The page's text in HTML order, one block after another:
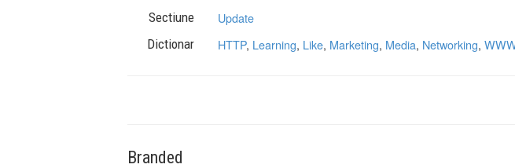
Sectiune Update
Dictionar HTTP, Learning, Like, Marketing, Media, Networking,
Branded